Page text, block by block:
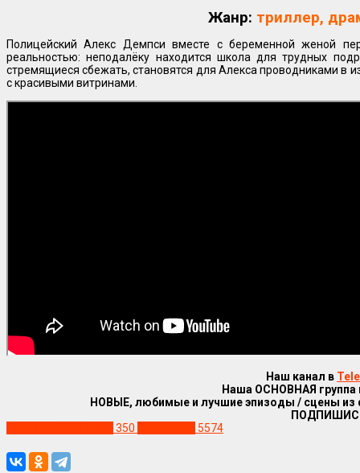
Жанр: триллер,
Полицейский Алекс Демпси вместе с беременной женой
реальностью: неподалёку находится школа для трудных
стремящиеся сбежать, становятся для Алекса проводниками в
с красивыми витринами.
Наш канал в
Наша ОСНОВНАЯ группа
НОВЫЕ, любимые и лучшие эпизоды / сцены
350 5574